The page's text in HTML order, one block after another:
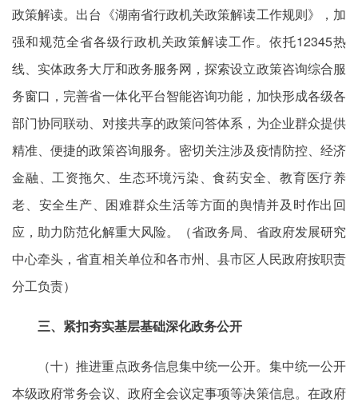
政策解读。出台《湖南省行政机关政策解读工作规则》，加
强和规范全省各级行政机关政策解读工作。依托12345热
线、实体政务大厅和政务服务网，探索设立政策咨询综合服
务窗口，完善省一体化平台智能咨询功能，加快形成各级各
部门协同联动、对接共享的政策问答体系，为企业群众提供
精准、便捷的政策咨询服务。密切关注涉及疫情防控、经济
金融、工资拖欠、生态环境污染、食药安全、教育医疗养
老、安全生产、困难群众生活等方面的舆情并及时作出回
应，助力防范化解重大风险。（省政务局、省政府发展研究
中心牵头，省直相关单位和各市州、县市区人民政府按职责
分工负责）
三、紧扣夯实基层基础深化政务公开
（十）推进重点政务信息集中统一公开。集中统一公开
本级政府常务会议、政府全会议定事项等决策信息。在政府